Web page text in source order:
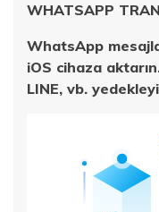
WHATSAPP
WhatsApp
iOS cihaza
LINE, vb.